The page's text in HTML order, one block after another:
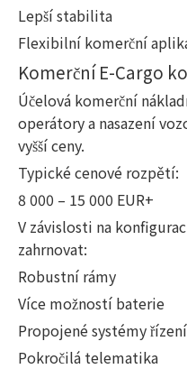
Lepší stabilita
Flexibilní komerční
Komerční E-Cargo
Účelová komerční
operátory a nasazení
vyšší ceny.
Typické cenové rozpětí:
8 000 – 15 000 EUR+
V závislosti na
zahrnovat:
Robustní rámy
Více možností baterie
Propojené systémy
Pokročilá telematika